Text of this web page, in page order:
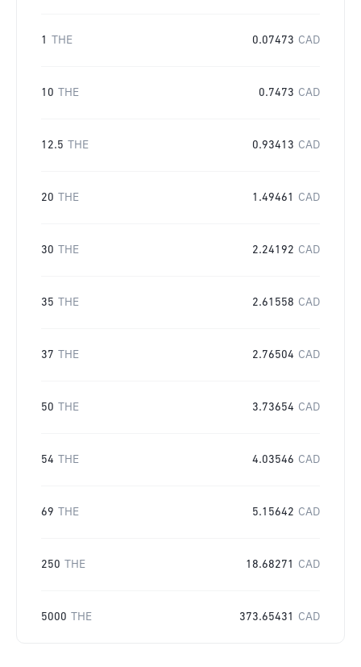
1 THE 0.07473 CAD
10 THE 0.7473 CAD
12.5 THE 0.93413 CAD
20 THE 1.49461 CAD
30 THE 2.24192 CAD
35 THE 2.61558 CAD
37 THE 2.76504 CAD
50 THE 3.73654 CAD
54 THE 4.03546 CAD
69 THE 5.15642 CAD
250 THE 18.68271 CAD
5000 THE 373.65431 CAD